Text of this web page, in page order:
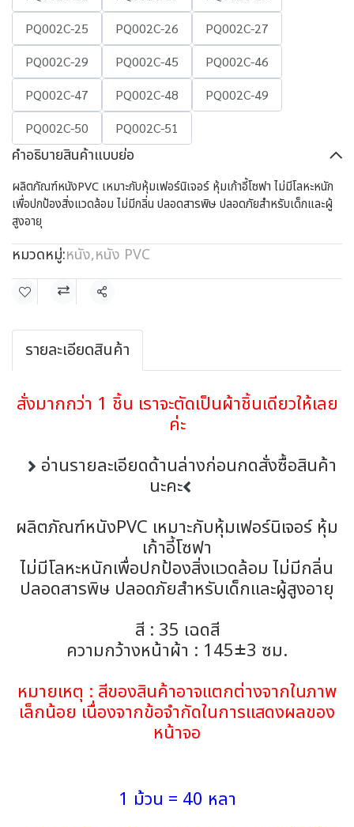
PQ002C-25
PQ002C-26
PQ002C-27
PQ002C-29
PQ002C-45
PQ002C-46
PQ002C-47
PQ002C-48
PQ002C-49
PQ002C-50
PQ002C-51
คำอธิบายสินค้าแบบย่อ
ผลิตภัณฑ์หนังPVC เหมาะกับหุ้มเฟอร์นิเจอร์ หุ้มเก้าอี้โซฟา ไม่มีโลหะหนัก
เพื่อปกป้องสิ่งแวดล้อม ไม่มีกลิ่น ปลอดสารพิษ ปลอดภัยสำหรับเด็กและผู้
สูงอายุ
หมวดหมู่:หนัง,หนัง PVC
แชร์
รายละเอียดสินค้า
สั่งมากกว่า 1 ชิ้น เราจะตัดเป็นผ้าชิ้นเดียวให้เลย
ค่ะ
อ่านรายละเอียดด้านล่างก่อนกดสั่งซื้อสินค้า
นะคะ
ผลิตภัณฑ์หนังPVC เหมาะกับหุ้มเฟอร์นิเจอร์ หุ้ม
เก้าอี้โซฟา
ไม่มีโลหะหนักเพื่อปกป้องสิ่งแวดล้อม ไม่มีกลิ่น
ปลอดสารพิษ ปลอดภัยสำหรับเด็กและผู้สูงอายุ
สี : 35 เฉดสี
ความกว้างหน้าผ้า : 145±3 ซม.
หมายเหตุ : สีของสินค้าอาจแตกต่างจากในภาพ
เล็กน้อย เนื่องจากข้อจำกัดในการแสดงผลของ
หน้าจอ
1 ม้วน = 40 หลา